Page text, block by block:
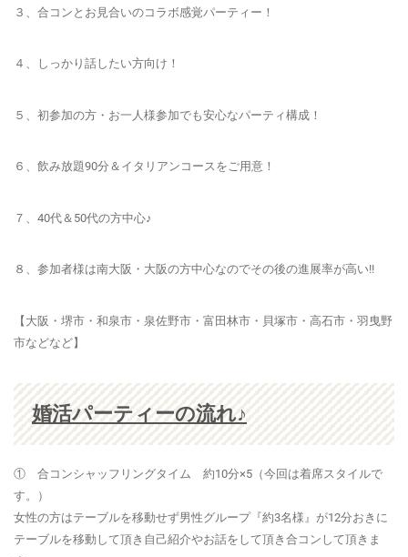
３、 合コンとお見合いのコラボ感覚パーティー！
４、しっかり話したい方向け！
５、 初参加の方・お一人様参加でも安心なパーティ構成！
６、飲み放題90分＆イタリアンコースをご用意！
７、40代＆50代の方中心♪
８、参加者様は南大阪・大阪の方中心なのでその後の進展率が高い!!
【大阪・堺市・和泉市・泉佐野市・富田林市・貝塚市・高石市・羽曳野
市などなど】
婚活パーティーの流れ♪
① 合コンシャッフリングタイム 約10分×5（今回は着席スタイルで
す。）
女性の方はテーブルを移動せず男性グループ『約3名様』が12分おきに
テーブルを移動して頂き自己紹介やお話をして頂き合コンして頂きま